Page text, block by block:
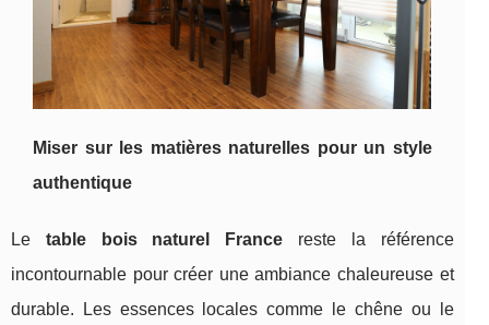
Miser sur les matières naturelles pour un style
authentique
Le table bois naturel France reste la référence
incontournable pour créer une ambiance chaleureuse et
durable. Les essences locales comme le chêne ou le